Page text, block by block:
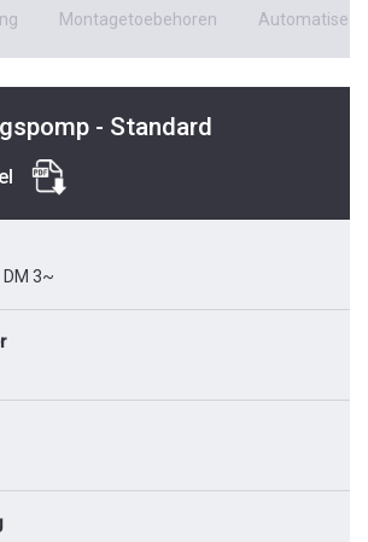
Montagetoebehoren
- Standard
DM 3~